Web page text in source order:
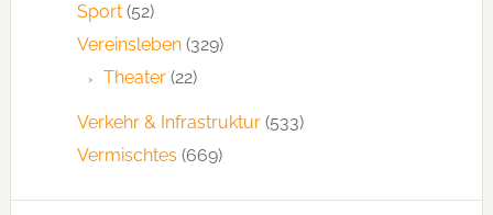
Sport(52)
Vereinsleben(329)
Theater(22)
Verkehr & Infrastruktur(533)
Vermischtes (669)